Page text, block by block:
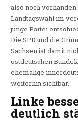
also noch
Landtagswahl im
junge Partei
Die SPD und die
Sachsen ist damit
ostdeutschen
ehemalige
weiterhin sichtbar.
Linke
deutlich